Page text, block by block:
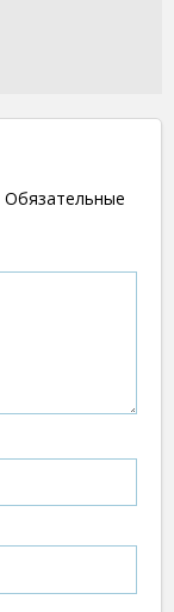
Обязательные